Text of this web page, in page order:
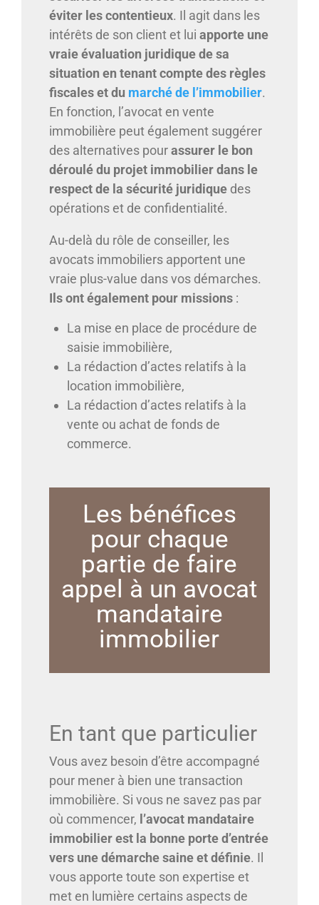
éviter les contentieux. Il agit dans les
intérêts de son client et lui apporte une
vraie évaluation juridique de sa
situation en tenant compte des règles
fiscales et du marché de l’immobilier.
En fonction, l’avocat en vente
immobilière peut également suggérer
des alternatives pourassurer le bon
déroulé du projet immobilier dans le
respect de la sécurité juridiquedes
opérations et de confidentialité.
Au-delà du rôle de conseiller, les
avocats immobiliers apportent une
vraie plus-value dans vos démarches.
Ils ont également pour missions:
La mise en place de procédure de
saisie immobilière,
La rédaction d’actes relatifs à la
location immobilière,
La rédaction d’actes relatifs à la
vente ou achat de fonds de
commerce.
Les bénéfices
pour chaque
partie de faire
appel à un avocat
mandataire
immobilier
En tant que particulier
Vous avez besoin d’être accompagné
pour mener à bien une transaction
immobilière. Si vous ne savez pas par
où commencer, l’avocat mandataire
immobilier est la bonne porte d’entrée
vers une démarche saine et définie. Il
vous apporte toute son expertise et
met en lumière certains aspects de